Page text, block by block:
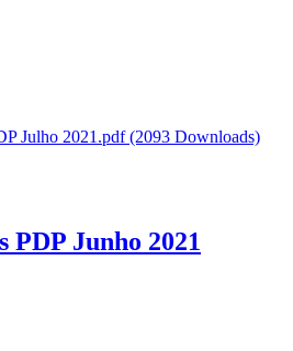
Julho 2021.pdf(2093 Downloads)
PDP Junho 2021